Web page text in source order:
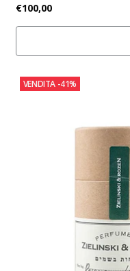
€100,00
VENDITA -41%